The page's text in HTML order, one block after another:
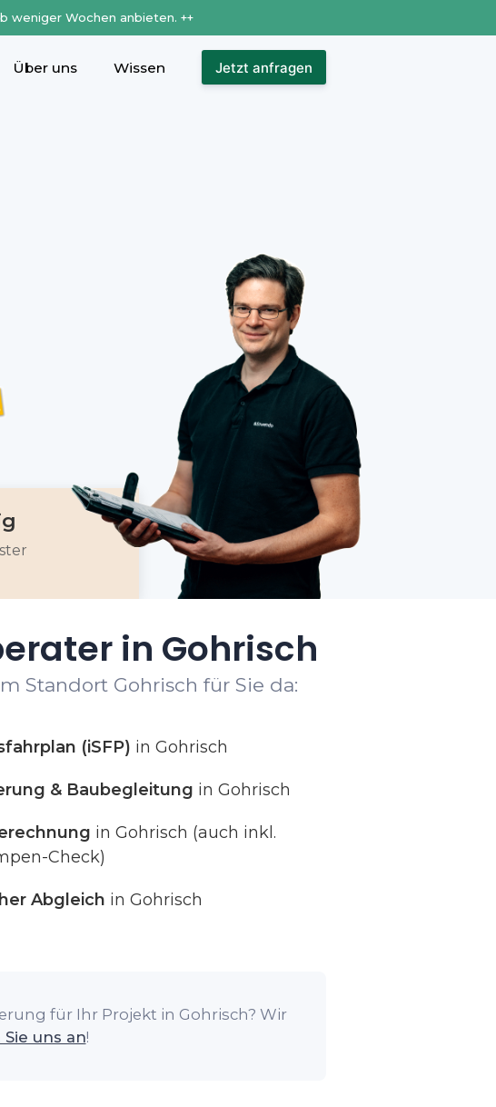
weniger Wochen anbieten. ++
Über uns Wissen Jetzt anfragen
in Gohrisch
Standort Gohrisch für Sie da:
(iSFP) in Gohrisch
& Baubegleitung in Gohrisch
in Gohrisch (auch inkl.
Check)
Abgleich in Gohrisch
für Ihr Projekt in Gohrisch? Wir
uns an!